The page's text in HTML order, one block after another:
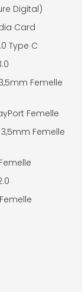
Digital)
Card
Type C
Femelle
Femelle
Femelle